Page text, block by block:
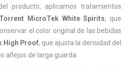
producto, aplicamos tratamientos
Torrent MicroTek White Spirits, que
el color original de las bebidas
High Proof, que ajusta la densidad del
añejos de larga guarda.